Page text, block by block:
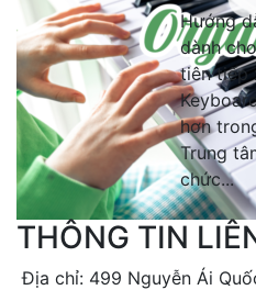
Hướng
dành
tiên tiếp
hơn
Trung
chức...
THÔNG TIN
Địa chỉ: 499 Nguyễn Ái